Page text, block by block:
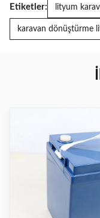
Etiketler: lityum
karavan dönüştürme